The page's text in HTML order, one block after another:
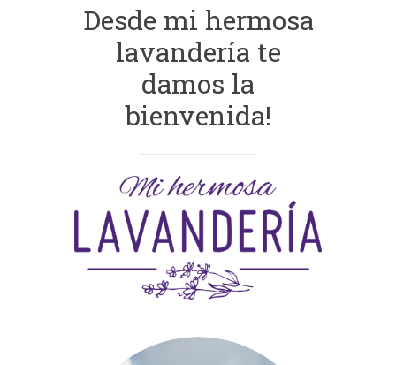
Desde mi hermosa
lavandería te
damos la
bienvenida!